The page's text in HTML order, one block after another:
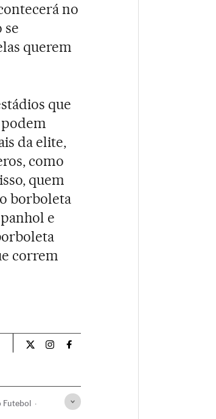
no
se
querem
que
da elite,
como
quem
borboleta
e
correm
Opiniao El País Brasil en Twitter
Opiniao El País Brasil en Instagram
Opiniao El País Brasil en Facebook
Futebol